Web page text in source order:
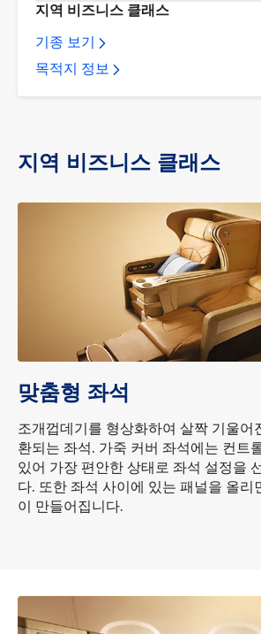
지역 비즈니스 클래스
기종 보기
목적지 정보
지역 비즈니스 클래스
맞춤형 좌석
조개껍데기를 형상화하여 살짝 기울어
환되는 좌석. 가죽 커버 좌석에는 컨트
있어 가장 편안한 상태로 좌석 설정을
다. 또한 좌석 사이에 있는 패널을 올리
이 만들어집니다.